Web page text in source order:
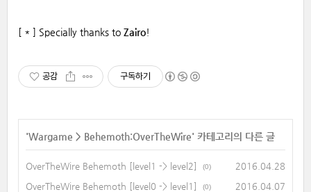
[ * ] Specially thanks to Zairo!
공감 구독하기
'Wargame > Behemoth:OverTheWire' 카테고리의 다른 글
OverTheWire Behemoth [level1 -> level2] (0)
2016.04.28
OverTheWire Behemoth [level0 -> level1]
(0) 2016.04.07